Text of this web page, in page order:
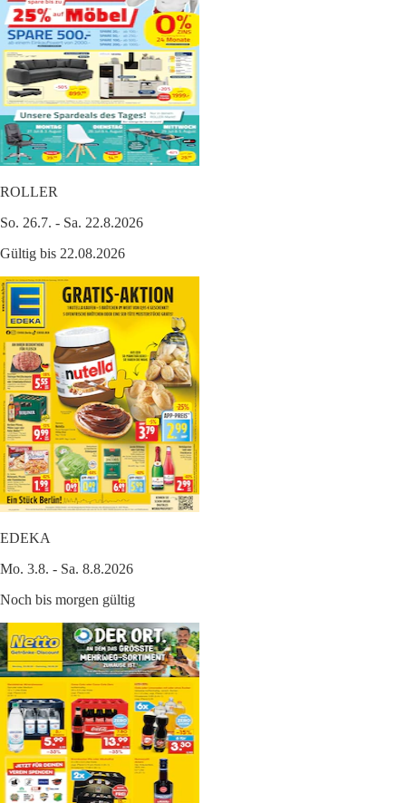
ROLLER
So. 26.7. - Sa. 22.8.2026
Gültig bis 22.08.2026
EDEKA
Mo. 3.8. - Sa. 8.8.2026
Noch bis morgen gültig